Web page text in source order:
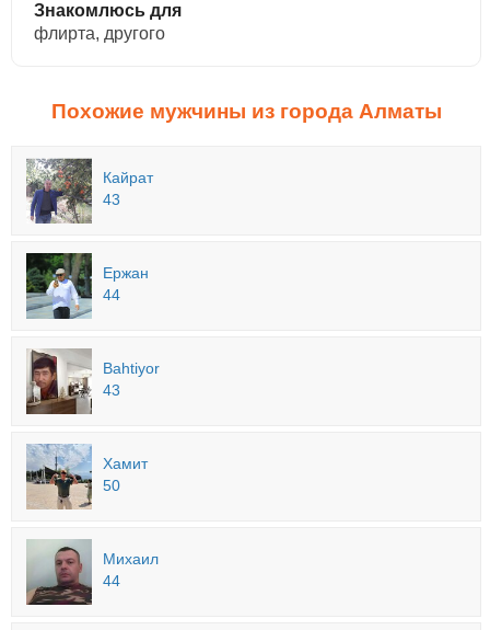
Знакомлюсь для
флирта, другого
Похожие мужчины из города Алматы
Кайрат
43
Ержан
44
Bahtiyor
43
Хамит
50
Михаил
44